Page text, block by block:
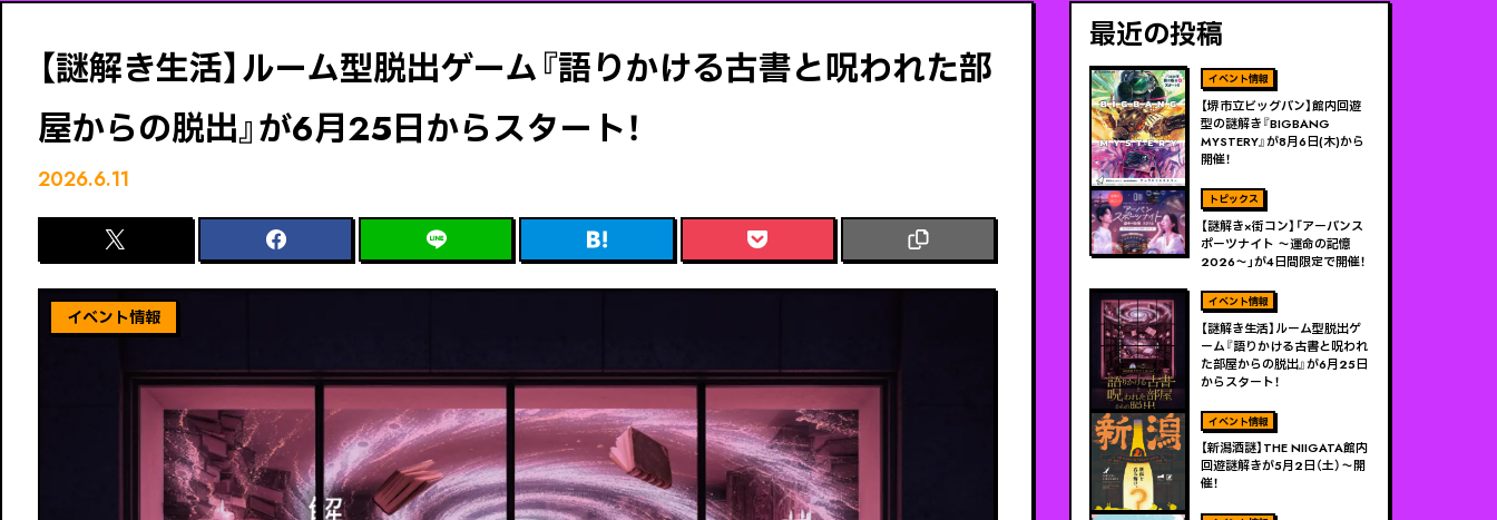
【謎解き生活】ルーム型脱出ゲーム『語りかける古書と呪われた部
屋からの脱出』が6月25日からスタート！
2026.6.11
最近の投稿
ViEW MORE
【堺市立ビッグバン】館内回遊
型の謎解き『BIGBANG
MYSTERY』が8月6日(木)から
開催！
ViEW MORE
【謎解き×街コン】「アーバンス
ポーツナイト 〜運命の記憶
2026〜」が4日間限定で開催！
ViEW MORE
【謎解き生活】ルーム型脱出ゲ
ーム『語りかける古書と呪われ
た部屋からの脱出』が6月25日
からスタート！
ViEW MORE
【新潟酒謎】THE NIIGATA館内
回遊謎解きが5月2日（土）～開
催！
ViEW MORE